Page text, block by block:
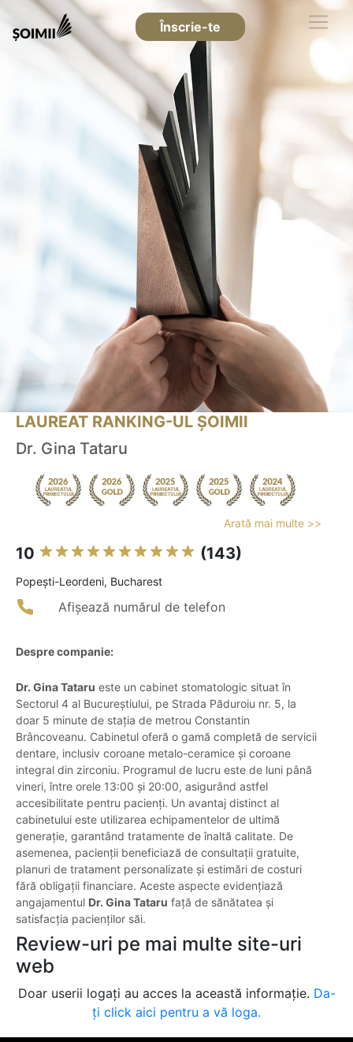
Înscrie-te
LAUREAT RANKING-UL ȘOIMII
Dr. Gina Tataru
Arată mai multe >>
10 (143)
Popeşti-Leordeni, Bucharest
Afișează numărul de telefon
Despre companie:
Dr. Gina Tataru este un cabinet stomatologic situat în
Sectorul 4 al Bucureștiului, pe Strada Păduroiu nr. 5, la
doar 5 minute de stația de metrou Constantin
Brâncoveanu. Cabinetul oferă o gamă completă de servicii
dentare, inclusiv coroane metalo-ceramice și coroane
integral din zirconiu. Programul de lucru este de luni până
vineri, între orele 13:00 și 20:00, asigurând astfel
accesibilitate pentru pacienți. Un avantaj distinct al
cabinetului este utilizarea echipamentelor de ultimă
generație, garantând tratamente de înaltă calitate. De
asemenea, pacienții beneficiază de consultații gratuite,
planuri de tratament personalizate și estimări de costuri
fără obligații financiare. Aceste aspecte evidențiază
angajamentul Dr. Gina Tataru față de sănătatea și
satisfacția pacienților săi.
Review-uri pe mai multe site-uri
web
Doar userii logați au acces la această informație. Da-
ți click aici pentru a vă loga.